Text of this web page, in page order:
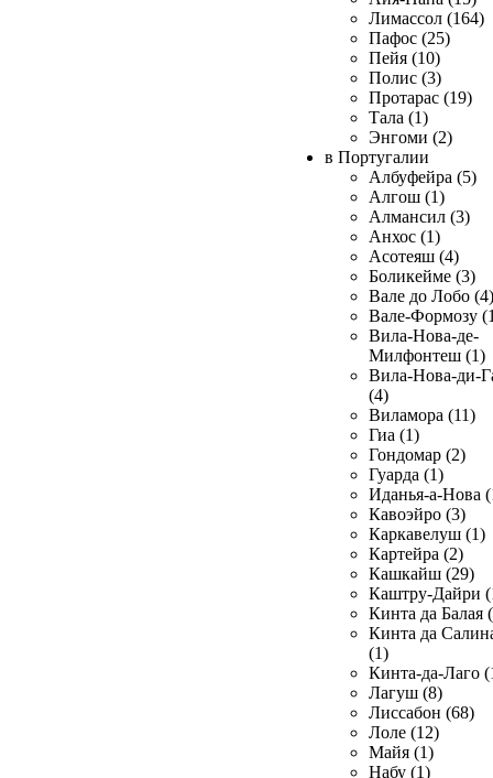
Лимассол (164)
Пафос (25)
Пейя (10)
Полис (3)
Протарас (19)
Тала (1)
Энгоми (2)
в Португалии
Албуфейра (5)
Алгош (1)
Алмансил (3)
Анхос (1)
Асотеяш (4)
Боликейме (3)
Вале до Лобо (4)
Вале-Формозу
Вила-Нова-де-
Милфонтеш (1)
Вила-Нова-ди-
(4)
Виламора (11)
Гиа (1)
Гондомар (2)
Гуарда (1)
Иданья-а-Нова
Кавоэйро (3)
Каркавелуш (1)
Картейра (2)
Кашкайш (29)
Каштру-Дайри
Кинта да Балая
Кинта да
(1)
Кинта-да-Лаго
Лагуш (8)
Лиссабон (68)
Лоле (12)
Майя (1)
Набу (1)